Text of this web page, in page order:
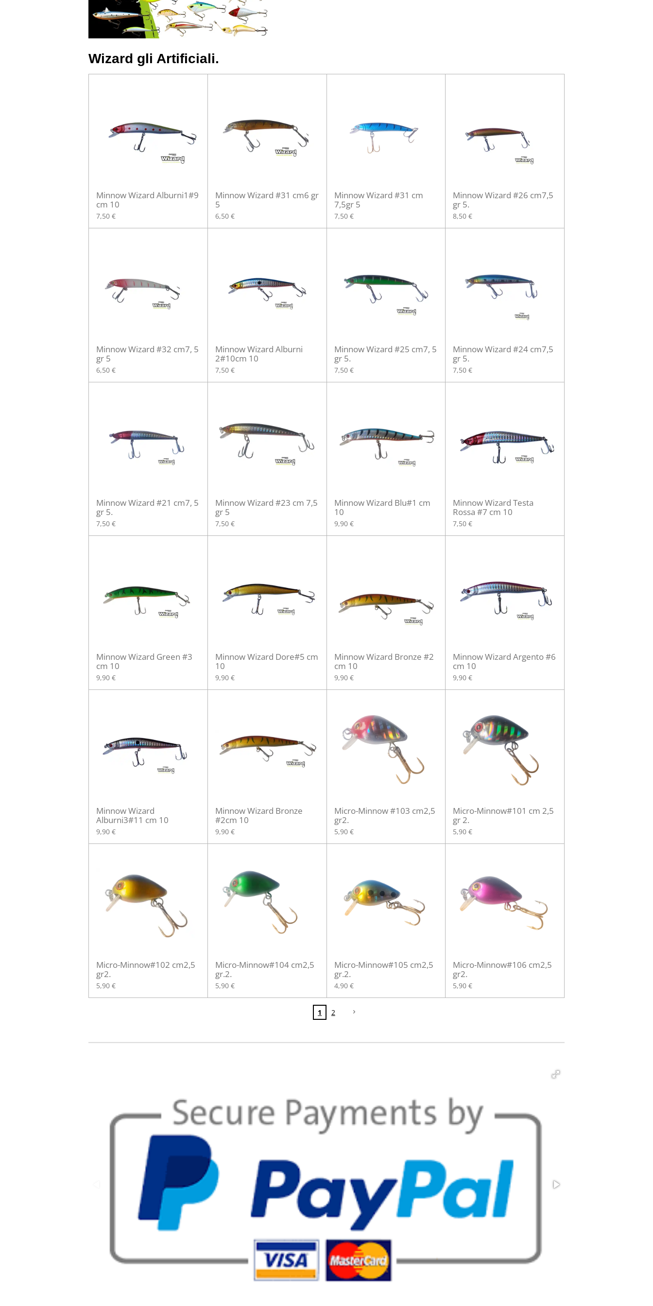
Wizard gli Artificiali.
Minnow Wizard Alburni1#9
cm 10
7,50 €
Minnow Wizard #31 cm6 gr
5
6,50 €
Minnow Wizard #31 cm
7,5gr 5
7,50 €
Minnow Wizard #26 cm7,5
gr 5.
8,50 €
Minnow Wizard #32 cm7, 5
gr 5
6,50 €
Minnow Wizard Alburni
2#10cm 10
7,50 €
Minnow Wizard #25 cm7, 5
gr 5.
7,50 €
Minnow Wizard #24 cm7,5
gr 5.
7,50 €
Minnow Wizard #21 cm7, 5
gr 5.
7,50 €
Minnow Wizard #23 cm 7,5
gr 5
7,50 €
Minnow Wizard Blu#1 cm
10
9,90 €
Minnow Wizard Testa
Rossa #7 cm 10
7,50 €
Minnow Wizard Green #3
cm 10
9,90 €
Minnow Wizard Dore#5 cm
10
9,90 €
Minnow Wizard Bronze #2
cm 10
9,90 €
Minnow Wizard Argento #6
cm 10
9,90 €
Minnow Wizard
Alburni3#11 cm 10
9,90 €
Minnow Wizard Bronze
#2cm 10
9,90 €
Micro-Minnow #103 cm2,5
gr2.
5,90 €
Micro-Minnow#101 cm 2,5
gr 2.
5,90 €
Micro-Minnow#102 cm2,5
gr2.
5,90 €
Micro-Minnow#104 cm2,5
gr.2.
5,90 €
Micro-Minnow#105 cm2,5
gr.2.
4,90 €
Micro-Minnow#106 cm2,5
gr2.
5,90 €
1 2